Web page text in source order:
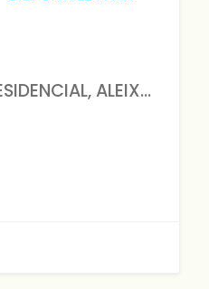
MUNDI RESORT RESIDENCIAL, ALEIXO – APARTAMENTO 106m2 – DISPONÍVEL PARA VENDA